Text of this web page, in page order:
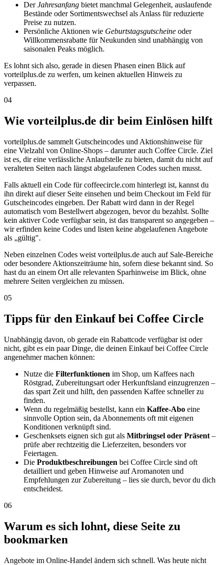
DerJahresanfang bietet manchmal Gelegenheit, auslaufende
Bestände oder Sortimentswechsel als Anlass für reduzierte
Preise zu nutzen.
Persönliche Aktionen wie Geburtstagsgutscheine oder
Willkommensrabatte für Neukunden sind unabhängig von
saisonalen Peaks möglich.
Es lohnt sich also, gerade in diesen Phasen einen Blick auf
vorteilplus.de zu werfen, um keinen aktuellen Hinweis zu
verpassen.
04
Wie vorteilplus.de dir beim Einlösen hilft
vorteilplus.de sammelt Gutscheincodes und Aktionshinweise für
eine Vielzahl von Online-Shops – darunter auch Coffee Circle. Ziel
ist es, dir eine verlässliche Anlaufstelle zu bieten, damit du nicht auf
veralteten Seiten nach längst abgelaufenen Codes suchen musst.
Falls aktuell ein Code für coffeecircle.com hinterlegt ist, kannst du
ihn direkt auf dieser Seite einsehen und beim Checkout im Feld für
Gutscheincodes eingeben. Der Rabatt wird dann in der Regel
automatisch vom Bestellwert abgezogen, bevor du bezahlst. Sollte
kein aktiver Code verfügbar sein, ist das transparent so angegeben –
wir erfinden keine Codes und listen keine abgelaufenen Angebote
als „gültig".
Neben einzelnen Codes weist vorteilplus.de auch auf Sale-Bereiche
oder besondere Aktionszeiträume hin, sofern diese bekannt sind. So
hast du an einem Ort alle relevanten Sparhinweise im Blick, ohne
mehrere Seiten vergleichen zu müssen.
05
Tipps für den Einkauf bei Coffee Circle
Unabhängig davon, ob gerade ein Rabattcode verfügbar ist oder
nicht, gibt es ein paar Dinge, die deinen Einkauf bei Coffee Circle
angenehmer machen können:
Nutze die Filterfunktionen im Shop, um Kaffees nach
Röstgrad, Zubereitungsart oder Herkunftsland einzugrenzen –
das spart Zeit und hilft, den passenden Kaffee schneller zu
finden.
Wenn du regelmäßig bestellst, kann ein Kaffee-Abo eine
sinnvolle Option sein, da Abonnements oft mit eigenen
Konditionen verknüpft sind.
Geschenksets eignen sich gut als Mitbringsel oder Präsent –
prüfe aber rechtzeitig die Lieferzeiten, besonders vor
Feiertagen.
Die Produktbeschreibungen bei Coffee Circle sind oft
detailliert und geben Hinweise auf Aromanoten und
Empfehlungen zur Zubereitung – lies sie durch, bevor du dich
entscheidest.
06
Warum es sich lohnt, diese Seite zu
bookmarken
Angebote im Online-Handel ändern sich schnell. Was heute nicht